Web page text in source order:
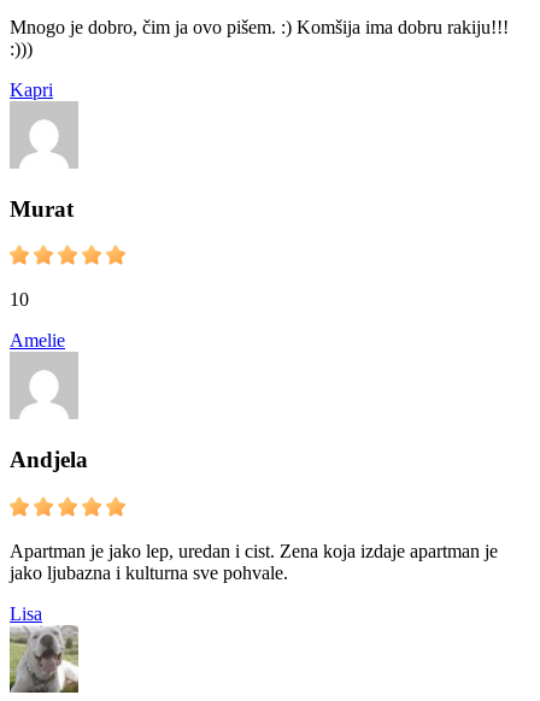
Mnogo je dobro, čim ja ovo pišem. :) Komšija ima dobru rakiju!!!
:)))
Kapri
Murat
10
Amelie
Andjela
Apartman je jako lep, uredan i cist. Zena koja izdaje apartman je
jako ljubazna i kulturna sve pohvale.
Lisa